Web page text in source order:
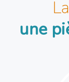
une